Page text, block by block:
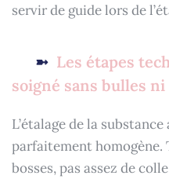
servir de guide lors de
Les étapes
soigné sans bulles
L’étalage de la
parfaitement homogène.
bosses, pas assez de